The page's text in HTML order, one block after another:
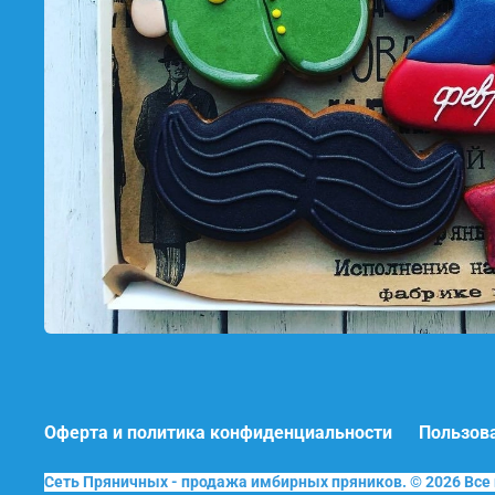
Оферта и политика конфиденциальности
Сеть Пряничных - продажа имбирных пряников. © 2026